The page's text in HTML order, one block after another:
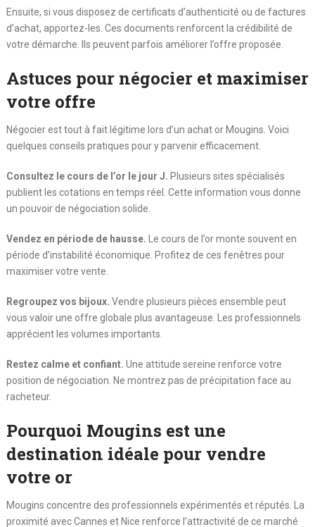
Ensuite, si vous disposez de certificats d’authenticité ou de factures
d’achat, apportez-les. Ces documents renforcent la crédibilité de
votre démarche. Ils peuvent parfois améliorer l’offre proposée.
Astuces pour négocier et maximiser
votre offre
Négocier est tout à fait légitime lors d’un achat or Mougins. Voici
quelques conseils pratiques pour y parvenir efficacement.
Consultez le cours de l’or le jour J. Plusieurs sites spécialisés
publient les cotations en temps réel. Cette information vous donne
un pouvoir de négociation solide.
Vendez en période de hausse. Le cours de l’or monte souvent en
période d’instabilité économique. Profitez de ces fenêtres pour
maximiser votre vente.
Regroupez vos bijoux. Vendre plusieurs pièces ensemble peut
vous valoir une offre globale plus avantageuse. Les professionnels
apprécient les volumes importants.
Restez calme et confiant. Une attitude sereine renforce votre
position de négociation. Ne montrez pas de précipitation face au
racheteur.
Pourquoi Mougins est une
destination idéale pour vendre
votre or
Mougins concentre des professionnels expérimentés et réputés. La
proximité avec Cannes et Nice renforce l’attractivité de ce marché